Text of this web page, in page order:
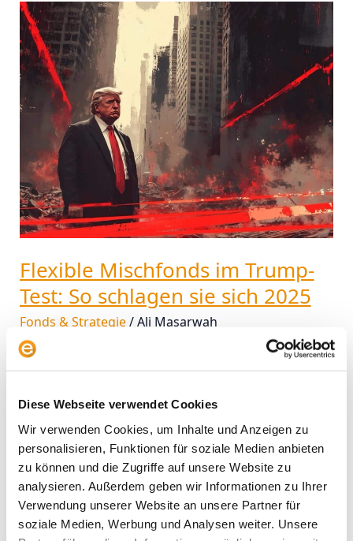
Diese Webseite verwendet Cookies
Wir verwenden Cookies, um Inhalte und Anzeigen zu
personalisieren, Funktionen für soziale Medien anbieten
zu können und die Zugriffe auf unsere Website zu
analysieren. Außerdem geben wir Informationen zu Ihrer
Verwendung unserer Website an unsere Partner für
soziale Medien, Werbung und Analysen weiter. Unsere
Flexible Mischfonds im Trump-
Test: So schlagen sie sich 2025
Fonds & Strategie/Ali Masarwah
Der US-Präsident stiftet Chaos an den Märkten.
Höchste Zeit, sich Mischfonds näher anzusehen.
haben, ihre Portfolios nach Gusto risikoreich oder
risikoarm zu gestalten, haben wir uns einige Fonds
für deutsche Anleger angesehen. Die meisten
Mischfonds haben ein klares Leistungsversprechen:
Je nach Risikoneigung von Anlegern sorgen sie für
die
Flexible
Mischfonds
im
Trump-
Test:
So
schlagen
sich
2025